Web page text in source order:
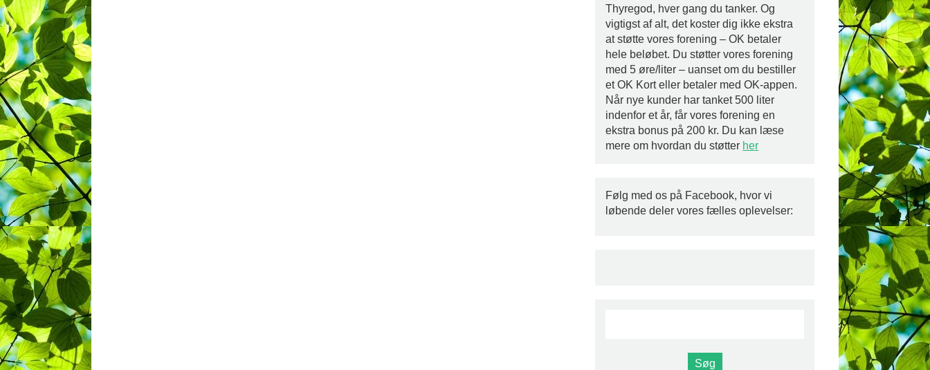
Thyregod, hver gang du tanker. Og
vigtigst af alt, det koster dig ikke ekstra
at støtte vores forening – OK betaler
hele beløbet. Du støtter vores forening
med 5 øre/liter – uanset om du bestiller
et OK Kort eller betaler med OK-appen.
Når nye kunder har tanket 500 liter
indenfor et år, får vores forening en
ekstra bonus på 200 kr. Du kan læse
mere om hvordan du støtter her
Følg med os på Facebook, hvor vi
løbende deler vores fælles oplevelser: